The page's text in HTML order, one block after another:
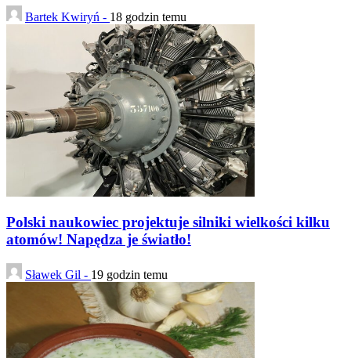
Bartek Kwiryń - 18 godzin temu
Polski naukowiec projektuje silniki wielkości kilku
atomów! Napędza je światło!
Sławek Gil - 19 godzin temu